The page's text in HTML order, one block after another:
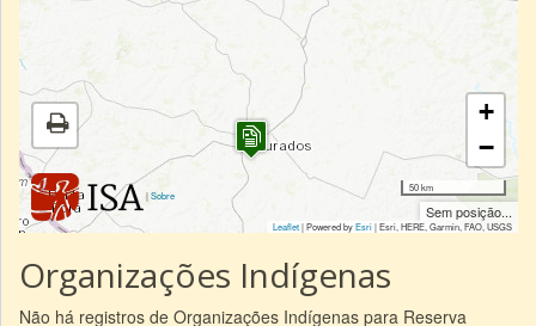
|Sobre
+
−
50 km
Sem posição...
Leaflet| Powered byEsri|Esri, HERE, Garmin, FAO, USGS
Organizações Indígenas
Não há registros de Organizações Indígenas para Reserva